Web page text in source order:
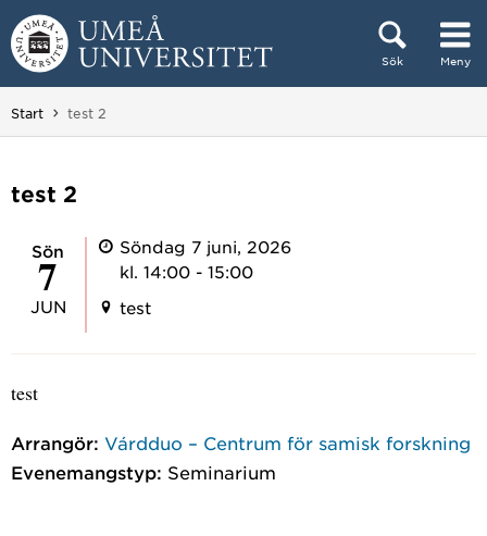
Hoppa direkt till innehållet
Sök Meny
Huvudmenyn dold.
Start Du är här:
test 2
test 2
sön
7
JUN
Söndag 7 juni, 2026
kl. 14:00 - 15:00
test
test
Arrangör: Várdduo – Centrum för samisk forskning
Evenemangstyp: Seminarium